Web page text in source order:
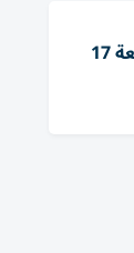
محطات: الجمعة 17